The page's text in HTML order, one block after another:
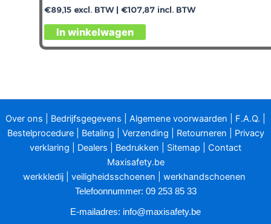
€89,15 excl. BTW | €107,87 incl. BTW
In winkelwagen
Over ons Bedrijfsgegevens Algemene voorwaarden F.A.Q.
Bestelprocedure| Betaling Verzending Retourneren
Privacy
verklaring
Dealers Bedrukken Sitemap
Contact
Maxisafety.be
werkkledij
veiligheidsschoenen werkhandschoenen
Telefoonnummer: 09 253 85 33
E-mailadres: info@maxisafety.be